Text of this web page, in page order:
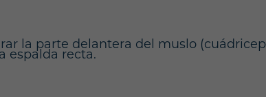
la parte delantera del muslo
espalda recta.